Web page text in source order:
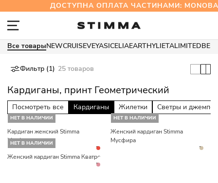
ДОСТУПНА ОПЛАТА ЧАСТИНАМИ:
Все товарыNEWCRUISEVEYASICELIAEARTHYLIETALIMITED
Фильтр (1) 25 товаров
Кардиганы, принт Геометрический
Посмотреть все Кардиганы Жилетки Светры и
НЕТ В НАЛИЧИИ
Кардиган женский Stimma
Мусфира
НЕТ В НАЛИЧИИ
Женский кардиган Stimma
Мусфира
НЕТ В НАЛИЧИИ
Женский кардиган Stimma Кватро